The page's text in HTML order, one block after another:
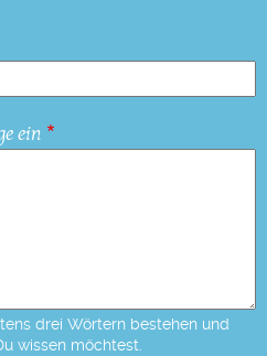
ein
drei Wörtern bestehen und
wissen möchtest.